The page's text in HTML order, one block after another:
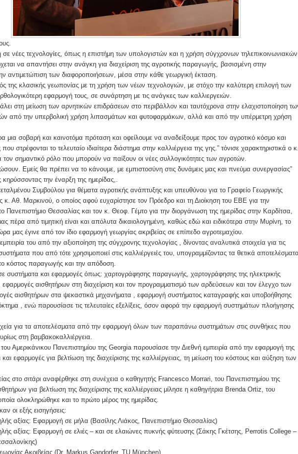
σε νέες τεχνολογίες, όπως η επιστήμη των υπολογιστών και η χρήση σύγχρονων τηλεπικοινωνιακών
να απαντήσει στην ανάγκη για διαχείριση της αγροτικής παραγωγής, βασισμένη στην
αντιμετώπιση των διαφοροποιήσεων, μέσα στην κάθε γεωργική έκταση.
της κλασικής γεωπονίας με τη χρήση των νέων τεχνολογιών, με στόχο την καλύτερη επιλογή των
εφαρμογή τους, σε συνάρτηση με τις ανάγκες των καλλιεργειών.
στη μείωση των αρνητικών επιδράσεων στο περιβάλλον και ταυτόχρονα στην ελαχιστοποίηση
από την υπερβολική χρήση λιπασμάτων και φυτοφαρμάκων, αλλά και από την υπέρμετρη χρήση
μια σοβαρή και καινοτόμα πρόταση και οφείλουμε να αναδείξουμε προς τον αγροτικό κόσμο και
στρέφονται το τελευταίο ιδιαίτερα διάστημα στην καλλιέργεια της γης.” τόνισε χαρακτηριστικά ο
σημαντικό ρόλο που μπορούν να παίξουν οι νέες συλλογικότητες των αγροτών.
Εμείς θα πρέπει να το κάνουμε, με εμπιστοσύνη στις δυνάμεις μας και πνεύμα συνεργασίας”
την έναρξη της ημερίδας,.
Συμβούλου για θέματα αγροτικής ανάπτυξης και υπευθύνου για το Γραφείο Γεωργικής
Αθ. Μαρκινού, ο οποίος αφού ευχαρίστησε τον Πρόεδρο και τη Διοίκηση του ΕΒΕ για την
Πανεπιστήμιο Θεσσαλίας και τον κ. Θεοφ. Γέμτο για την διοργάνωση της ημερίδας στην Καρδίτσα,
πέρα από τιμητική είναι και απόλυτα δικαιολογημένη, καθώς εδώ και ειδικότερα στην Μυρίνη, το
μας έγινε από τον ίδιο εφαρμογή γεωργίας ακριβείας σε επίπεδο αγροτεμαχίου.
του από την αξιοποίηση της σύγχρονης τεχνολογίας , δίνοντας αναλυτικά στοιχεία για τις
που από τότε χρησιμοποιεί στις καλλιέργειές του, υπογραμμίζοντας τα θετικά
κόστος παραγωγής και την απόδοση.
συστήματα και εφαρμογές όπως: χαρτογράφησης παραγωγής, χαρτογράφησης της ηλεκτρικής
αισθητήρων στη διαχείριση και τον προγραμματισμό των αρδεύσεων και τον έλεγχο των
αισθητήρων στα ψεκαστικά μηχανήματα , εφαρμογή συστήματος καταγραφής και υποβοήθησης
, ενώ παρουσίασε τις τελευταίες εξελίξεις, όσον αφορά την εφαρμογή συστημάτων πλοήγησης
για τα αποτελέσματα από την εφαρμογή όλων των παραπάνω συστημάτων στις συνθήκες που
στη βαμβακοκαλλιέργεια.
Αμερικάνικου Πανεπιστημίου της Georgia παρουσίασε την Διεθνή εμπειρία από την εφαρμογή της
εφαρμογές για βελτίωση της διαχείρισης της καλλιέργειας, τη μείωση του κόστους και αύξηση των
στο σιτάρι αναφέρθηκε στη συνέχεια ο καθηγητής Francesco Morrari, του Πανεπιστημίου της
για βελτίωση της διαχείρισης της καλλιέργειας μίλησε η καθηγήτρια Brenda Ortiz, του
ολοκληρώθηκε και το πρώτο μέρος της ημερίδας.
οι εξής εισηγήσεις:
αξίας: Εφαρμογή σε μήλα (Βασίλης Λιάκος, Πανεπιστήμιο Θεσσαλίας)
αξίας: Εφαρμογή σε ελιές – και σε ελαιώνες πυκνής φύτευσης (Σάκης Γκέτσης, Perrotis College –
Ακριβείας (Dr. Markus Gandorfer, TU München)